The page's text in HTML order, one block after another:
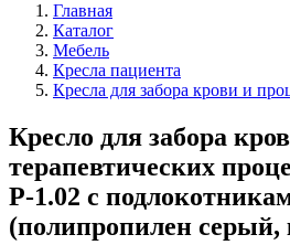
Главная
Каталог
Мебель
Кресла пациента
Кресла для забора крови и
Кресло для забора
терапевтических
Р-1.02 с
(полипропилен серый,